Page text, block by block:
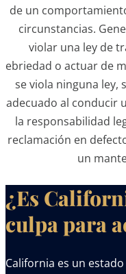
de un
circunstancias.
violar una ley de
ebriedad o actuar de
se viola ninguna ley,
adecuado al conducir
la responsabilidad
reclamación en
un
¿Es
culpa para
California es un